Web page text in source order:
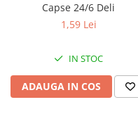
Capse 24/6 Deli
1,59 Lei
IN STOC
ADAUGA IN COS